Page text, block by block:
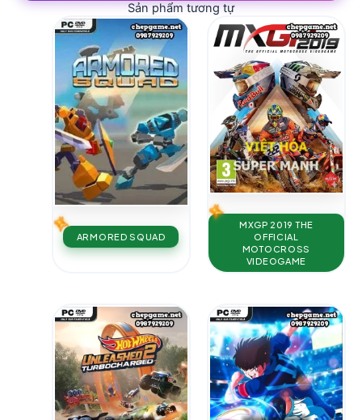
Sản phẩm tương tự
ARMORED SQUAD
MXGP 2019 THE
OFFICIAL
MOTOCROSS
VIDEOGAME